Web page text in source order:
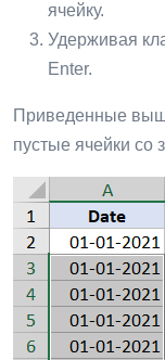
ячейку.
Удерживая
Enter.
Приведенные
пустые ячейки со